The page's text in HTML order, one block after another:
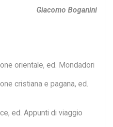
Giacomo Boganini
orientale, ed. Mondadori
cristiana e pagana, ed.
ed. Appunti di viaggio